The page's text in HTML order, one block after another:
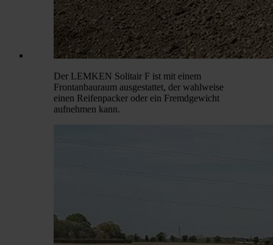
Der LEMKEN Solitair F ist mit einem
Frontanbauraum ausgestattet, der wahlweise
einen Reifenpacker oder ein Fremdgewicht
aufnehmen kann.